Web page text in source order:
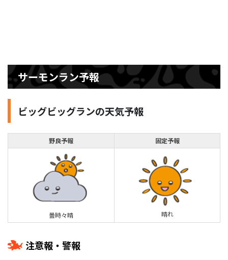
サーモンラン予報
ビッグビッグランの天気予報
野良予報 固定予報
曇時々晴 晴れ
注意報・警報